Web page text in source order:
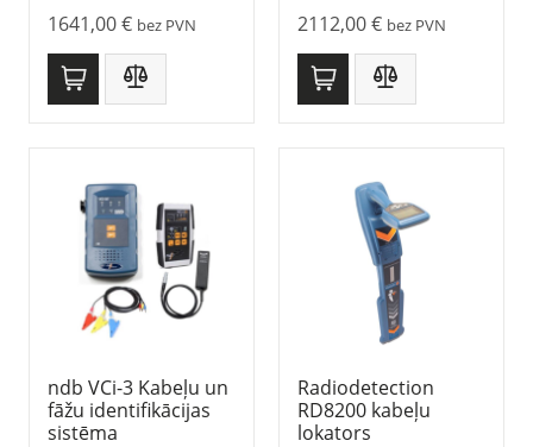
1641,00€ bez PVN 2112,00€ bez PVN
ndb VCi-3 Kabeļu un
fāžu identifikācijas
sistēma
Radiodetection
RD8200 kabeļu
lokators